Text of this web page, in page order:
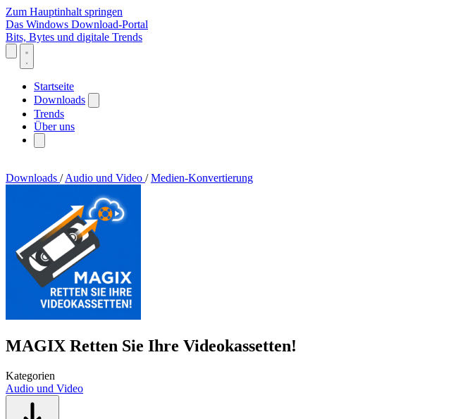
Zum Hauptinhalt springen
Das Windows Download-Portal
Bits, Bytes und digitale Trends
Startseite
Downloads
Trends
Über uns
Downloads / Audio und Video / Medien-Konvertierung
MAGIX Retten Sie Ihre Videokassetten!
Kategorien
Audio und Video